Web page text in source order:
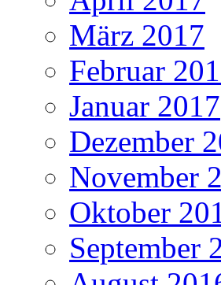
März 2017
Februar
Januar 2017
Dezember
November
Oktober
September